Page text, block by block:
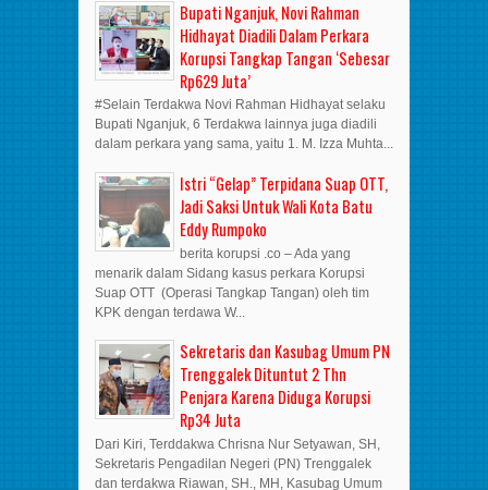
Bupati Nganjuk, Novi Rahman
Hidhayat Diadili Dalam Perkara
Korupsi Tangkap Tangan ‘Sebesar
Rp629 Juta’
#Selain Terdakwa Novi Rahman Hidhayat selaku
Bupati Nganjuk, 6 Terdakwa lainnya juga diadili
dalam perkara yang sama, yaitu 1. M. Izza Muhta...
Istri “Gelap” Terpidana Suap OTT,
Jadi Saksi Untuk Wali Kota Batu
Eddy Rumpoko
berita korupsi .co – Ada yang
menarik dalam Sidang kasus perkara Korupsi
Suap OTT (Operasi Tangkap Tangan) oleh tim
KPK dengan terdawa W...
Sekretaris dan Kasubag Umum PN
Trenggalek Dituntut 2 Thn
Penjara Karena Diduga Korupsi
Rp34 Juta
Dari Kiri, Terddakwa Chrisna Nur Setyawan, SH,
Sekretaris Pengadilan Negeri (PN) Trenggalek
dan terdakwa Riawan, SH., MH, Kasubag Umum